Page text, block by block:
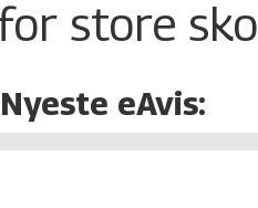
store sko
Nyeste eAvis: